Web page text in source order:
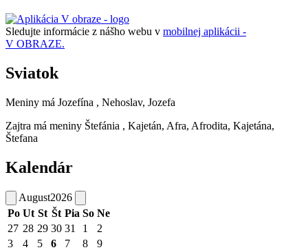
Sledujte informácie z nášho webu v mobilnej aplikácii -
V OBRAZE.
Sviatok
Meniny má Jozefína , Nehoslav, Jozefa
Zajtra má meniny Štefánia , Kajetán, Afra, Afrodita, Kajetána,
Štefana
Kalendár
August2026
Po Ut St Št Pia So Ne
27 28 29 30 31 1
2
3
4 5 6 7 8
9